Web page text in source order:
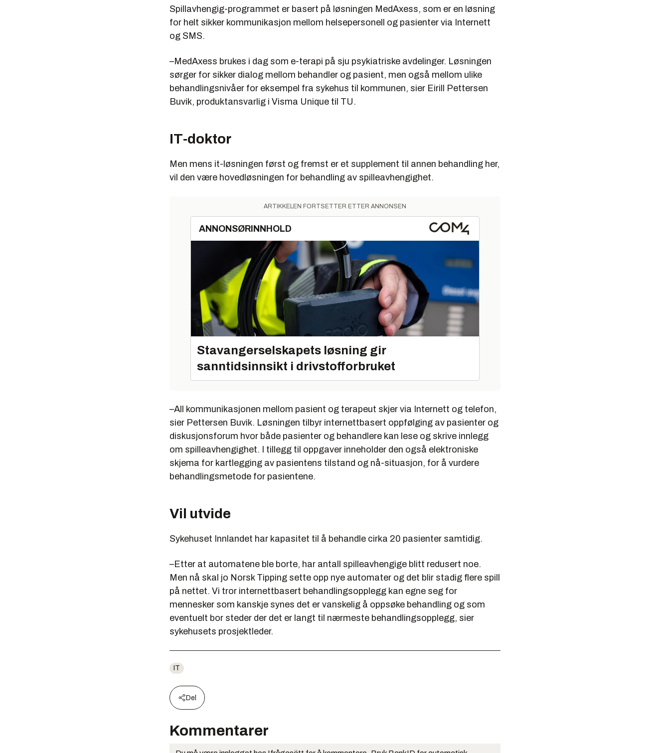
Spillavhengig-programmet er basert på løsningen MedAxess, som er en løsning
for helt sikker kommunikasjon mellom helsepersonell og pasienter via Internett
og SMS.
–MedAxess brukes i dag som e-terapi på sju psykiatriske avdelinger. Løsningen
sørger for sikker dialog mellom behandler og pasient, men også mellom ulike
behandlingsnivåer for eksempel fra sykehus til kommunen, sier Eirill Pettersen
Buvik, produktansvarlig i Visma Unique til TU.
IT-doktor
Men mens it-løsningen først og fremst er et supplement til annen behandling her,
vil den være hovedløsningen for behandling av spilleavhengighet.
ARTIKKELEN FORTSETTER ETTER ANNONSEN
ANNONSØRINNHOLD
Stavangerselskapets løsning gir
sanntidsinnsikt i drivstofforbruket
–All kommunikasjonen mellom pasient og terapeut skjer via Internett og telefon,
sier Pettersen Buvik. Løsningen tilbyr internettbasert oppfølging av pasienter og
diskusjonsforum hvor både pasienter og behandlere kan lese og skrive innlegg
om spilleavhengighet. I tillegg til oppgaver inneholder den også elektroniske
skjema for kartlegging av pasientens tilstand og nå-situasjon, for å vurdere
behandlingsmetode for pasientene.
Vil utvide
Sykehuset Innlandet har kapasitet til å behandle cirka 20 pasienter samtidig.
–Etter at automatene ble borte, har antall spilleavhengige blitt redusert noe.
Men nå skal jo Norsk Tipping sette opp nye automater og det blir stadig flere spill
på nettet. Vi tror internettbasert behandlingsopplegg kan egne seg for
mennesker som kanskje synes det er vanskelig å oppsøke behandling og som
eventuelt bor steder der det er langt til nærmeste behandlingsopplegg, sier
sykehusets prosjektleder.
IT
Del
Kommentarer